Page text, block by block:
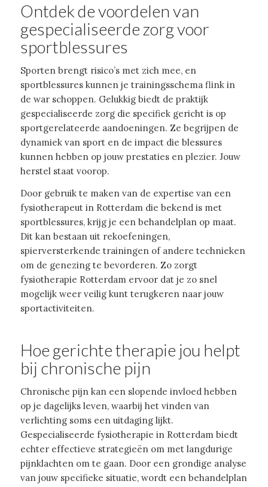
Ontdek de voordelen van
gespecialiseerde zorg voor
sportblessures
Sporten brengt risico’s met zich mee, en
sportblessures kunnen je trainingsschema flink in
de war schoppen. Gelukkig biedt de praktijk
gespecialiseerde zorg die specifiek gericht is op
sportgerelateerde aandoeningen. Ze begrijpen de
dynamiek van sport en de impact die blessures
kunnen hebben op jouw prestaties en plezier. Jouw
herstel staat voorop.
Door gebruik te maken van de expertise van een
fysiotherapeut in Rotterdam die bekend is met
sportblessures, krijg je een behandelplan op maat.
Dit kan bestaan uit rekoefeningen,
spierversterkende trainingen of andere technieken
om de genezing te bevorderen. Zo zorgt
fysiotherapie Rotterdam ervoor dat je zo snel
mogelijk weer veilig kunt terugkeren naar jouw
sportactiviteiten.
Hoe gerichte therapie jou helpt
bij chronische pijn
Chronische pijn kan een slopende invloed hebben
op je dagelijks leven, waarbij het vinden van
verlichting soms een uitdaging lijkt.
Gespecialiseerde fysiotherapie in Rotterdam biedt
echter effectieve strategieën om met langdurige
pijnklachten om te gaan. Door een grondige analyse
van jouw specifieke situatie, wordt een behandelplan